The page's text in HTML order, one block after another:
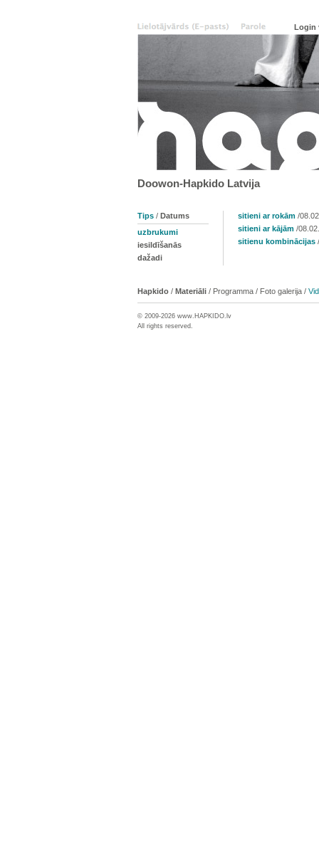
Doowon-Hapkido Latvija
Tips / Datums
uzbrukumi
iesildīšanās
dažadi
sitieni ar rokām /
sitieni ar kājām /
sitienu kombinācijas
Hapkido / Materiāli / Programma / Foto galerija /
© 2009-2026 www. HAPKIDO.lv
All rights reserved.